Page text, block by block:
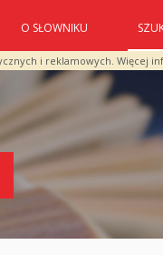
i reklamowych. Więcej
O SŁOWNIKU